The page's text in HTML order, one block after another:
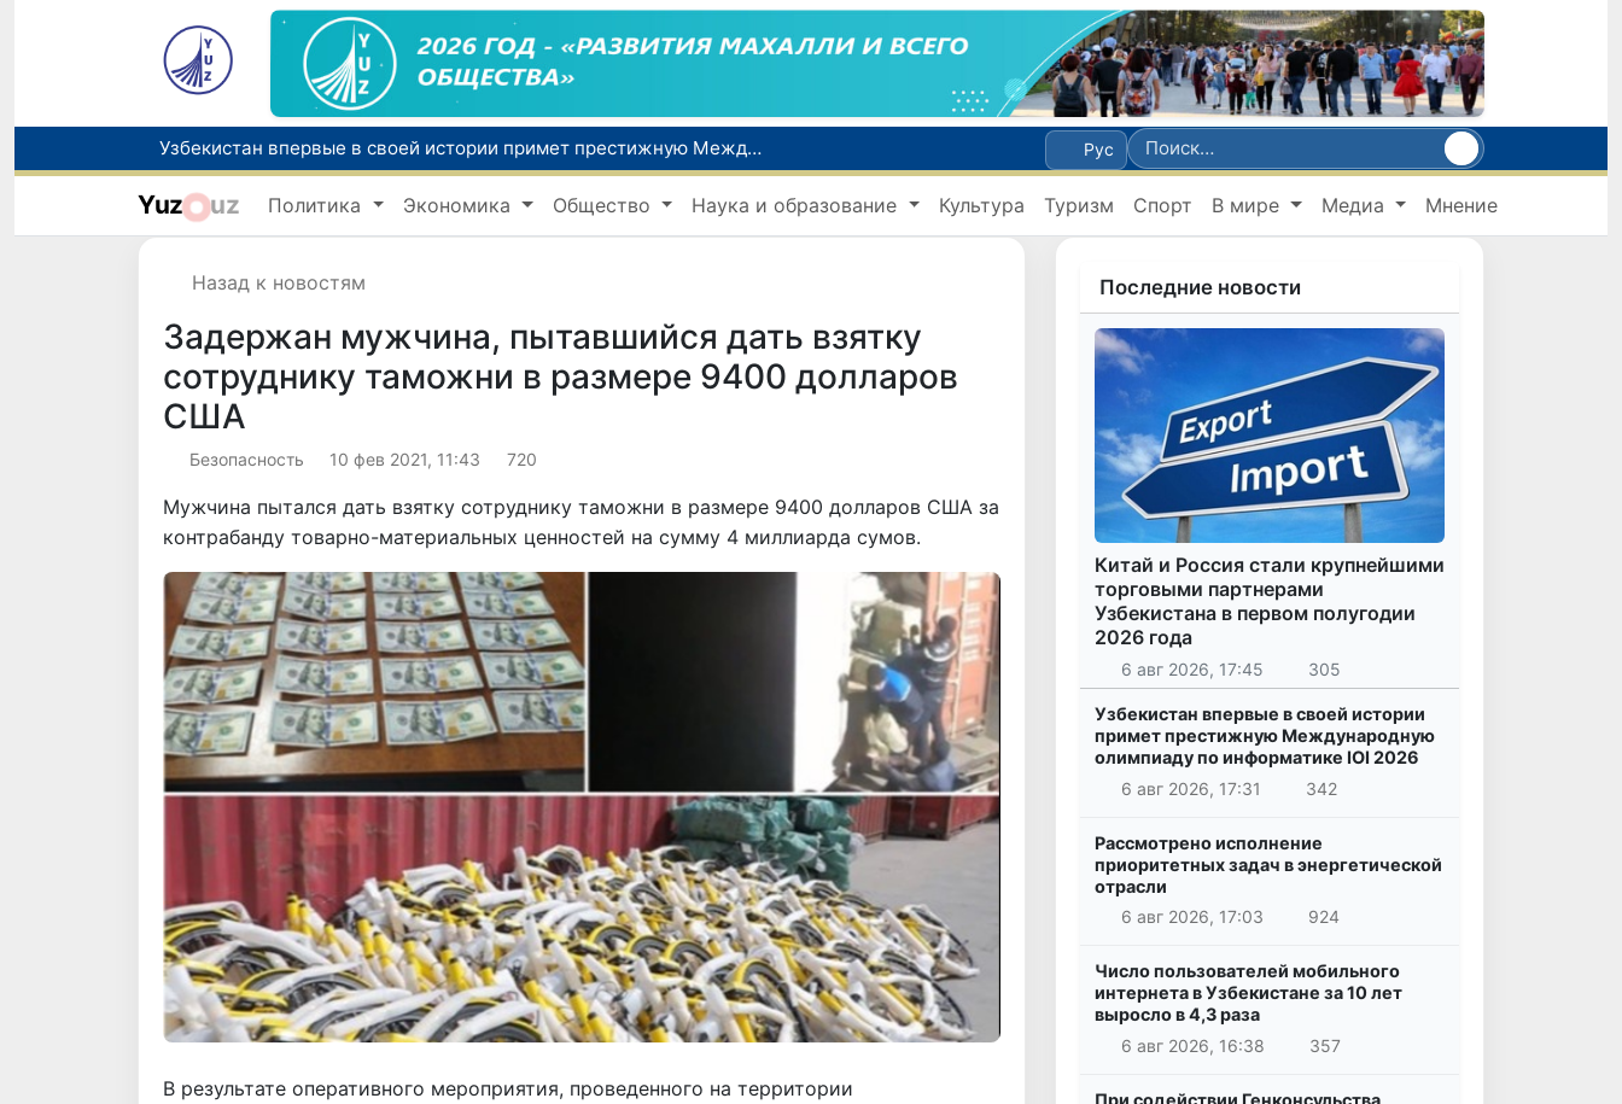
Узбекистан впервые в своей истории примет престижную Международную олимпиаду по информатике IOI 2026
Число пользователей мобильного интернета в Узбекистане за 10 лет выросло в 4,3 раза
При содействии Генконсульства Узбекистана соотечественница, перенесшая инсульт в Алматы, вернулась на родину
Рус
Yuz uz Политика Экономика Общество Наука и образование Культура Туризм Спорт В мире Медиа Мнение
Назад к новостям
Задержан мужчина, пытавшийся дать взятку
сотруднику таможни в размере 9400 долларов
США
Безопасность 10 фев 2021, 11:43 720
Мужчина пытался дать взятку сотруднику таможни в размере 9400 долларов США за
контрабанду товарно-материальных ценностей на сумму 4 миллиарда сумов.
В результате оперативного мероприятия, проведенного на территории
Последние новости
Китай и Россия стали крупнейшими
торговыми партнерами
Узбекистана в первом полугодии
2026 года
6 авг 2026, 17:45 305
Узбекистан впервые в своей истории
примет престижную Международную
олимпиаду по информатике IOI 2026
6 авг 2026, 17:31
342
Рассмотрено исполнение
приоритетных задач в энергетической
отрасли
6 авг 2026, 17:03
924
Число пользователей мобильного
интернета в Узбекистане за 10 лет
выросло в 4,3 раза
6 авг 2026, 16:38
357
При содействии Генконсульства